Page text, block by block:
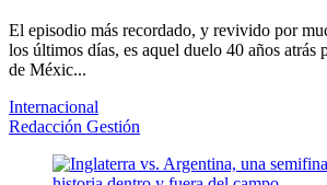
El episodio más recordado, y revivido por
los últimos días, es aquel duelo 40 años atrás
de Méxic...
Internacional
Redacción Gestión